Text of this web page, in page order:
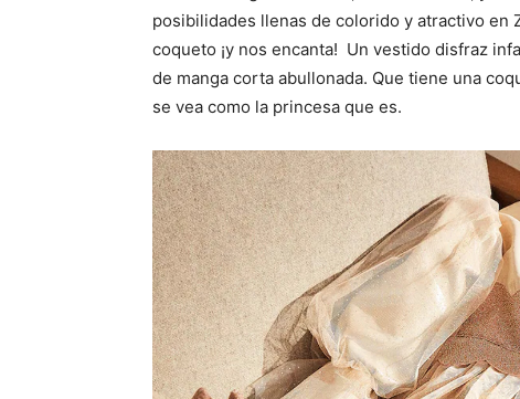
posibilidades llenas de colorido y atractivo en
coqueto ¡y nos encanta! Un vestido disfraz
de manga corta abullonada. Que tiene una
se vea como la princesa que es.